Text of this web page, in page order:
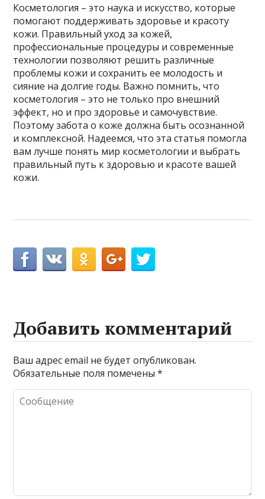
Косметология – это наука и искусство, которые
помогают поддерживать здоровье и красоту
кожи. Правильный уход за кожей,
профессиональные процедуры и современные
технологии позволяют решить различные
проблемы кожи и сохранить ее молодость и
сияние на долгие годы. Важно помнить, что
косметология – это не только про внешний
эффект, но и про здоровье и самочувствие.
Поэтому забота о коже должна быть осознанной
и комплексной. Надеемся, что эта статья помогла
вам лучше понять мир косметологии и выбрать
правильный путь к здоровью и красоте вашей
кожи.
Добавить комментарий
Ваш адрес email не будет опубликован.
Обязательные поля помечены*